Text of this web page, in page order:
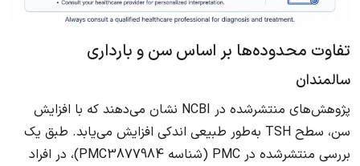
تفاوت محدوده‌ها بر اساس سن و بارداری
سالمندان
پژوهش‌های منتشرشده در NCBI نشان می‌دهند که با افزایش
سن، سطح TSH به‌طور طبیعی اندکی افزایش می‌یابد. طبق یک
بررسی منتشرشده در PMC (شناسه PMC3877984)، در افراد